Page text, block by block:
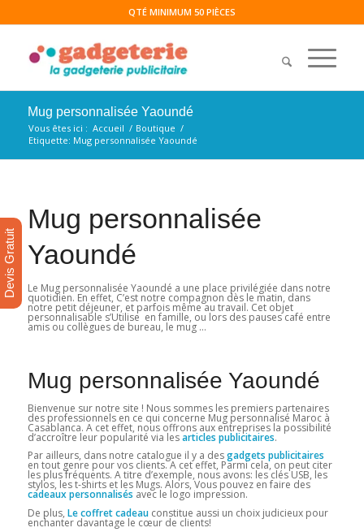
QTÉ MINIMUM 50 PIÈCES
Mug personnalisée Yaoundé
Vous êtes ici : Accueil / Boutique /
Etiquette: Mug personnalisée Yaoundé
Mug personnalisée
Yaoundé
Le Mug personnalisée Yaoundé a une place privilégiée dans notre
quotidien. En effet, C’est notre compagnon dès le matin, dans
notre petit déjeuner, et parfois même au travail. Cet objet
personnalisable s’Utilise en famille, ou lors des pauses café entre
amis ou collègues de bureau, le mug …
Mug personnalisée Yaoundé
Bienvenue sur notre site ! Nous sommes les premiers partenaires
des professionnels en ce qui concerne Mug personnalisé Maroc à
Casablanca. A cet effet, nous offrons aux entreprises la possibilité
d’accroître leur popularité via lesarticles publicitaires.
Par ailleurs, dans notre catalogue il y a desgadgets publicitaires
en tout genre pour vos clients. A cet effet, Parmi cela, on peut citer
les plus fréquents. A titre d’exemple, nous avons: les clés USB, les
stylos, les t-shirts et les Mugs. Alors, Vous pouvez en faire des
cadeaux personnalisés avec le logo impression.
De plus, Le coffret cadeauconstitue aussi un choix judicieux pour
enchanter davantage le cœur de clients!
Devis Gratuit